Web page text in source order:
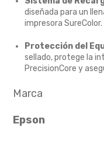
diseñada para un
impresora SureColor.
Protección del
sellado, protege la
PrecisionCore y
Marca
Epson